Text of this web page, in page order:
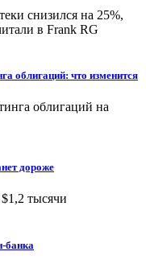
снизился на 25%,
в Frank RG
облигаций: что изменится
облигаций на
дороже
тысячи
банка